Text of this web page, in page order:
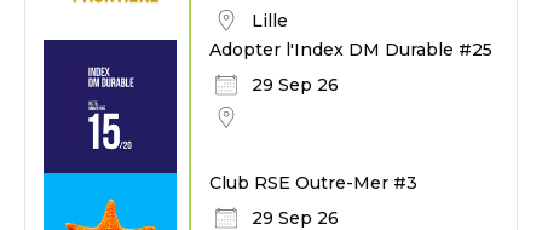
Lille
Adopter l'Index DM Durable #25
29 Sep 26
Club RSE Outre-Mer #3
29 Sep 26